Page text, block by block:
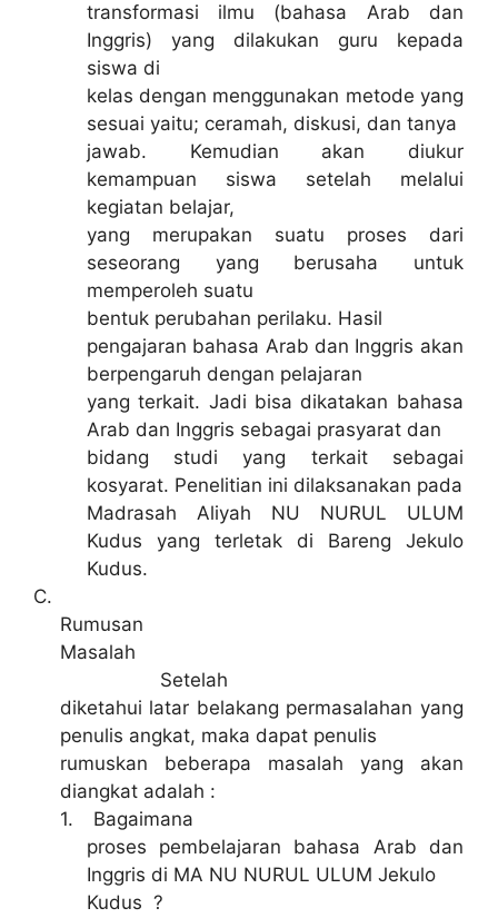
transformasi ilmu (bahasa Arab dan
Inggris) yang dilakukan guru kepada
siswa di
kelas dengan menggunakan metode yang
sesuai yaitu; ceramah, diskusi, dan tanya
jawab. Kemudian akan diukur
kemampuan siswa setelah melalui
kegiatan belajar,
yang merupakan suatu proses dari
seseorang yang berusaha untuk
memperoleh suatu
bentuk perubahan perilaku. Hasil
pengajaran bahasa Arab dan Inggris akan
berpengaruh dengan pelajaran
yang terkait. Jadi bisa dikatakan bahasa
Arab dan Inggris sebagai prasyarat dan
bidang studi yang terkait sebagai
kosyarat. Penelitian ini dilaksanakan pada
Madrasah Aliyah NU NURUL ULUM
Kudus yang terletak di Bareng Jekulo
Kudus.
C.
Rumusan
Masalah
Setelah
diketahui latar belakang permasalahan yang
penulis angkat, maka dapat penulis
rumuskan beberapa masalah yang akan
diangkat adalah :
1.
Bagaimana
proses pembelajaran bahasa Arab dan
Inggris di MA NU NURUL ULUM Jekulo
Kudus ?